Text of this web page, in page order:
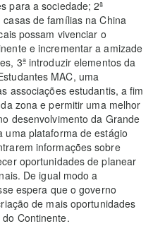
para a sociedade; 2ª
de famílias na China
possam vivenciar o
e incrementar a amizade
3ª introduzir elementos da
MAC, uma
associações estudantis, a fim
zona e permitir uma melhor
desenvolvimento da Grande
uma plataforma de estágio
informações sobre
oportunidades de planear
De igual modo a
espera que o governo
de mais oportunidades
Continente.